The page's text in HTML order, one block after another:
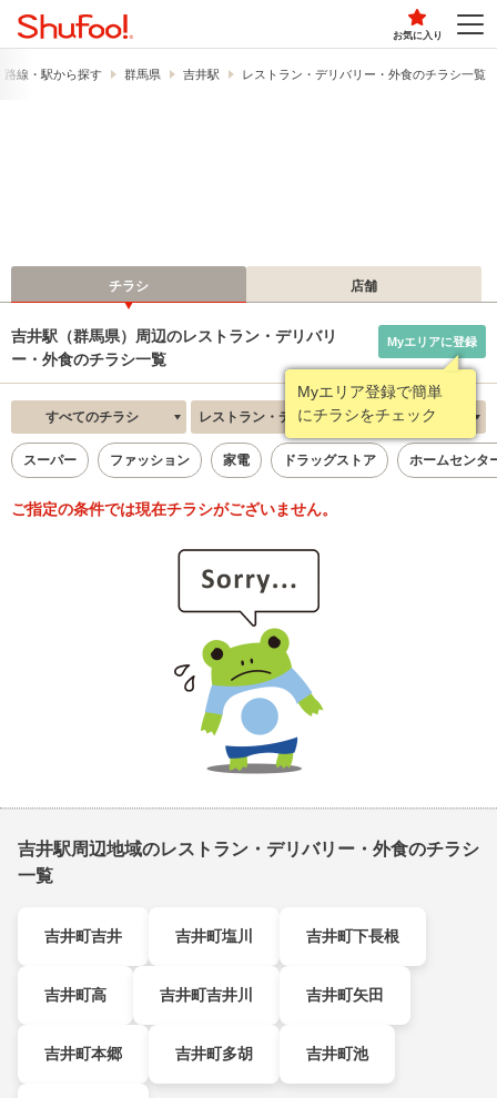
お気に入り
路線・駅から探す 群馬県 吉井駅 レストラン・デリバリー・外食のチラシ一覧
チラシ 店舗
吉井駅（群馬県）周辺のレストラン・デリバリ
ー・外食のチラシ一覧
Myエリア登録で簡単
にチラシをチェック
Myエリアに登録
すべてのチラシ レストラン・デリバリー・外食 新着順
スーパー ファッション 家電 ドラッグストア ホームセンタ
ご指定の条件では現在チラシがございません。
吉井駅周辺地域のレストラン・デリバリー・外食のチラシ
一覧
吉井町吉井 吉井町塩川 吉井町下長根
吉井町高 吉井町吉井川 吉井町矢田
吉井町本郷 吉井町多胡 吉井町池